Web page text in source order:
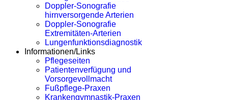
Doppler-Sonografie
hirnversorgende Arterien
Doppler-Sonografie
Extremitäten-Arterien
Lungenfunktionsdiagnostik
Informationen/Links
Pflegeseiten
Patientenverfügung und
Vorsorgevollmacht
Fußpflege-Praxen
Krankengymnastik-Praxen